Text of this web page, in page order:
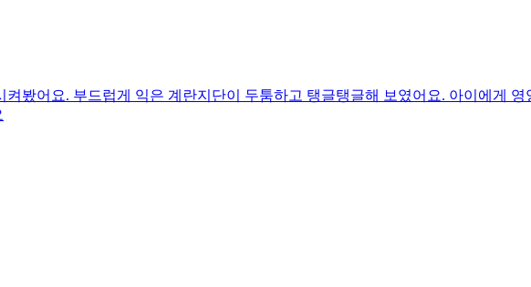
봤어요. 부드럽게 익은 계란지단이 두툼하고 탱글탱글해 보였어요. 아이에게